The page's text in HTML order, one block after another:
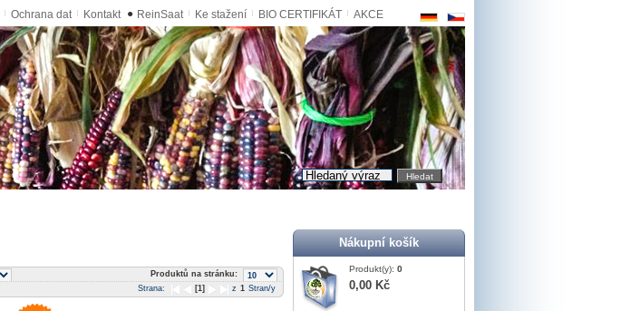
Ochrana dat Kontakt ● ReinSaat Ke stažení BIO CERTIFIKÁT AKCE
Hledat
Produktů na stránku:
Stran/y
1
z
[1]
Strana:
Nákupní košík
Produkt(y): 0
0,00 Kč